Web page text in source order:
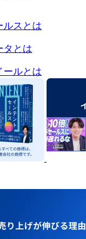
ルスとは
タとは
ールとは